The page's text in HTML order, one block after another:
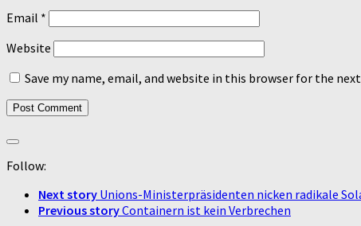
Email *
Website
Save my name, email, and website in this browser for the
Follow:
Next story Unions-Ministerpräsidenten nicken radikale
Previous storyContainern ist kein Verbrechen